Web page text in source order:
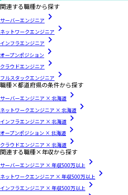
関連する職種から探す
サーバーエンジニア
ネットワークエンジニア
インフラエンジニア
オープンポジション
クラウドエンジニア
フルスタックエンジニア
職種×都道府県の条件から探す
サーバーエンジニア × 北海道
ネットワークエンジニア × 北海道
インフラエンジニア × 北海道
オープンポジション × 北海道
クラウドエンジニア × 北海道
関連する職種×年収から探す
サーバーエンジニア × 年収500万以上
ネットワークエンジニア × 年収500万以上
インフラエンジニア × 年収500万以上